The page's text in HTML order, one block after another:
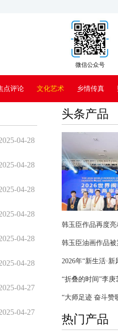
微信公众号
点评论 文化艺术 乡情传真
头条产品
韩玉臣油画作品
“折叠的时间”李
热门产品
04-28
04-28
04-28
04-28
04-28
04-28
04-27
04-27